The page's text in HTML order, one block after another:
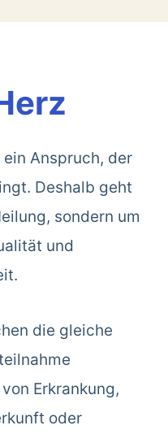
Anspruch, der
Deshalb geht
sondern um
und
die gleiche
Erkrankung,
oder